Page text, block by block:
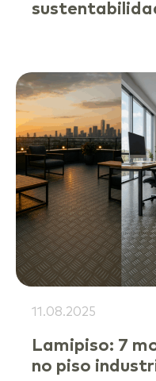
11.08.2025
Lamipiso: 7
no piso